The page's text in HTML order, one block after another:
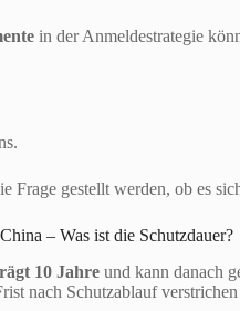
in der Anmeldestrategie
Frage gestellt werden, ob es
– Was ist die Schutzdauer?
10 Jahre und kann danach
nach Schutzablauf